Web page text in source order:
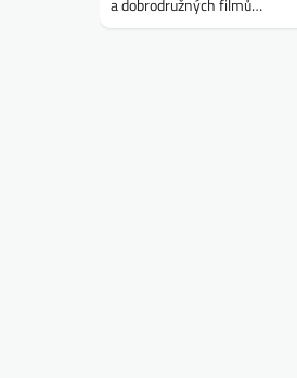
a dobrodružných filmů…